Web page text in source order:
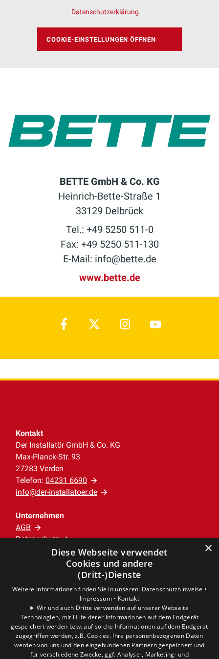
macht BetteAntirutsch Sense
besonders hygienisch und leicht zu
reinigen. So dass du mehr Zeit für die
Datenschutzerklärung.
COOKIE-EINSTELLUNGEN ÖFFNEN
BETTE GmbH & Co. KG
Heinrich-Bette-Straße 1
33129 Delbrück
Tel.: +49 5250 511-0
Fax: +49 5250 511-130
E-Mail: info@bette.de
www.bette.de
Kontakt
Der Installatör GmbH & Co. KG
Max-Planck-Str. 93
27283 Verden
Telefon: 04231 6690
info@der-installatoer.de
Unternehmen
AGB
Datenschutz
Impressum
Barrierefreiheitserklärung
Leistungen
Gewerbekunden
Karriere
Unternehmen
×
Diese Webseite verwendet
Cookies und andere
(Dritt-)Dienste
Weitere Informationen finden Sie in unseren: Datenschutzhinweise •
Impressum • Kontakt
Wir und auch Dritte verwenden auf unserer Webseite
Technologien, mit Hilfe derer Informationen auf dem Endgerät
gespeichert werden bzw. auf solche Informationen auf dem Endgerät
zugegriffen werden, z.B. Cookies. Ihre personenbezogenen Daten
werden von uns und den eingebundenen Partnern gespeichert und
für verschiedene Zwecke, ggf. Analyse-, Marketing- und